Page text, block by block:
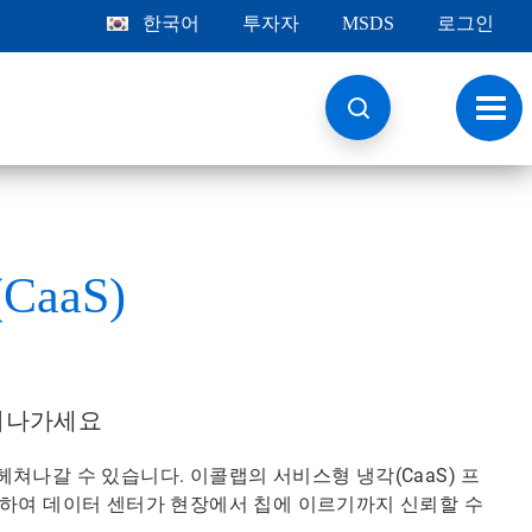
한국어 투자자 MSDS 로그인
토
글
내
비
가세요
나갈 수 있습니다. 이콜랩의 서비스형 냉각(CaaS) 프
여 데이터 센터가 현장에서 칩에 이르기까지 신뢰할 수